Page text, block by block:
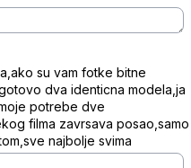
su vam fotke bitne
dva identicna modela,ja
potrebe dve
filma zavrsava posao,samo
najbolje svima